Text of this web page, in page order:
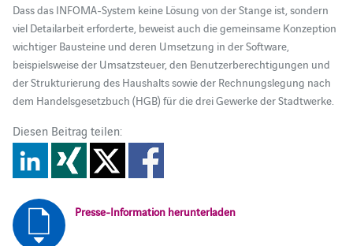
Dass das INFOMA-System keine Lösung von der Stange ist, sondern
viel Detailarbeit erforderte, beweist auch die gemeinsame Konzeption
wichtiger Bausteine und deren Umsetzung in der Software,
beispielsweise der Umsatzsteuer, den Benutzerberechtigungen und
der Strukturierung des Haushalts sowie der Rechnungslegung nach
dem Handelsgesetzbuch (HGB) für die drei Gewerke der Stadtwerke.
Diesen Beitrag teilen:
Presse-Information herunterladen